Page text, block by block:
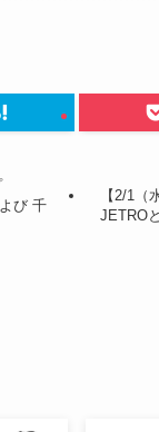
び 千
【2/1
JETRO